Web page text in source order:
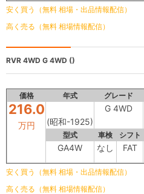
安く買う（無料 相場・出品情報配信）
高く売る（無料 相場情報配信）
RVR 4WD G 4WD ()
価格 年式 グレード
216.0
万円 (昭和-1925)
G 4WD
型式 車検 シフト
GA4W なし FAT
安く買う（無料 相場・出品情報配信）
高く売る（無料 相場情報配信）